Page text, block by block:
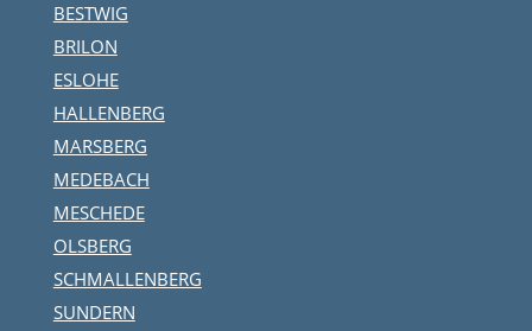
BESTWIG
BRILON
ESLOHE
HALLENBERG
MARSBERG
MEDEBACH
MESCHEDE
OLSBERG
SCHMALLENBERG
SUNDERN